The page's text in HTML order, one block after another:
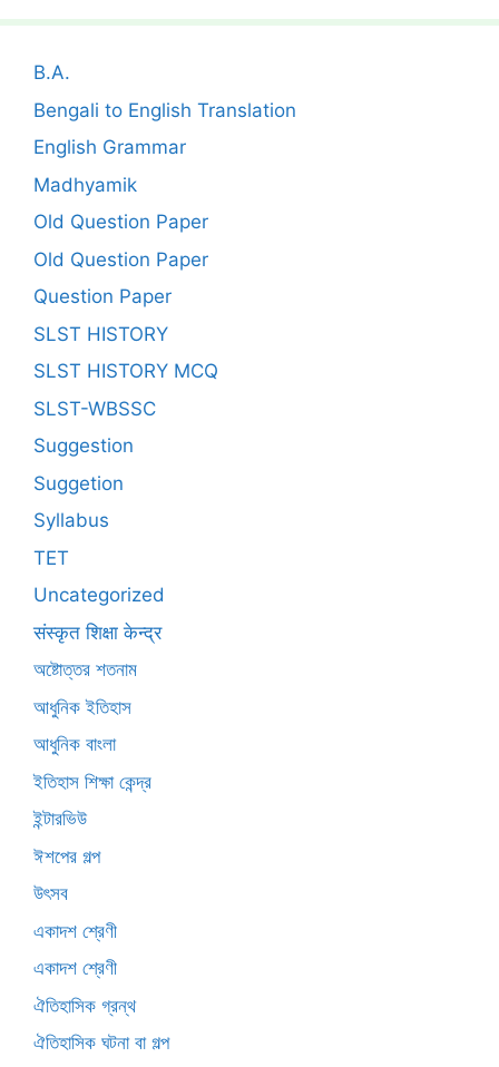
B.A.
Bengali to English Translation
English Grammar
Madhyamik
Old Question Paper
Old Question Paper
Question Paper
SLST HISTORY
SLST HISTORY MCQ
SLST-WBSSC
Suggestion
Suggetion
Syllabus
TET
Uncategorized
संस्कृत शिक्षा केन्द्र
অষ্টোত্তর শতনাম
আধুনিক ইতিহাস
আধুনিক বাংলা
ইতিহাস শিক্ষা কেন্দ্র
ইন্টারভিউ
ঈশপের গল্প
উৎসব
একাদশ শ্রেণী
একাদশ শ্রেণী
ঐতিহাসিক গ্রন্থ
ঐতিহাসিক ঘটনা বা গল্প